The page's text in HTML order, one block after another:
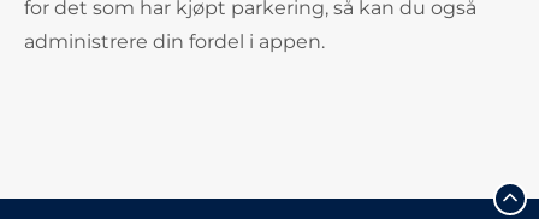
for det som har kjøpt parkering, så kan du også
administrere din fordel i appen.